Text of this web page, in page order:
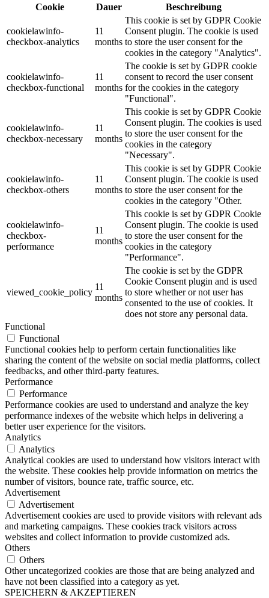
Cookie
Dauer Beschreibung
cookielawinfo-
checkbox-analytics
11
months
This cookie is set by GDPR Cookie
Consent plugin. The cookie is used
to store the user consent for the
cookies in the category "Analytics".
cookielawinfo-
checkbox-functional
11
months
The cookie is set by GDPR cookie
consent to record the user consent
for the cookies in the category
"Functional".
cookielawinfo-
checkbox-necessary
11
months
This cookie is set by GDPR Cookie
Consent plugin. The cookies is used
to store the user consent for the
cookies in the category
"Necessary".
cookielawinfo-
checkbox-others
11
months
This cookie is set by GDPR Cookie
Consent plugin. The cookie is used
to store the user consent for the
cookies in the category "Other.
cookielawinfo-
checkbox-
performance
11
months
This cookie is set by GDPR Cookie
Consent plugin. The cookie is used
to store the user consent for the
cookies in the category
"Performance".
viewed_cookie_policy
11
months
The cookie is set by the GDPR
Cookie Consent plugin and is used
to store whether or not user has
consented to the use of cookies. It
does not store any personal data.
Functional
Functional
Functional cookies help to perform certain functionalities like
sharing the content of the website on social media platforms, collect
feedbacks, and other third-party features.
Performance
Performance
Performance cookies are used to understand and analyze the key
performance indexes of the website which helps in delivering a
better user experience for the visitors.
Analytics
Analytics
Analytical cookies are used to understand how visitors interact with
the website. These cookies help provide information on metrics the
number of visitors, bounce rate, traffic source, etc.
Advertisement
Advertisement
Advertisement cookies are used to provide visitors with relevant ads
and marketing campaigns. These cookies track visitors across
websites and collect information to provide customized ads.
Others
Others
Other uncategorized cookies are those that are being analyzed and
have not been classified into a category as yet.
SPEICHERN & AKZEPTIEREN